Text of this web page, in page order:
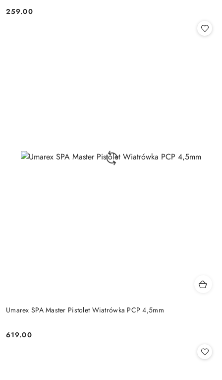
Cena:
259.00
Umarex SPA Master Pistolet Wiatrówka PCP 4,5mm
Cena:
619.00